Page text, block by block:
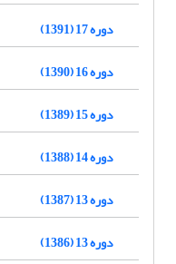
دوره 17 (1391)
دوره 16 (1390)
دوره 15 (1389)
دوره 14 (1388)
دوره 13 (1387)
دوره 13 (1386)